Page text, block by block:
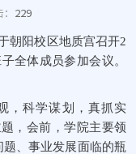
229
朝阳校区地质宫召开2
全体成员参加会议。
，科学谋划，真抓实
，会前，学院主要领
、事业发展面临的瓶